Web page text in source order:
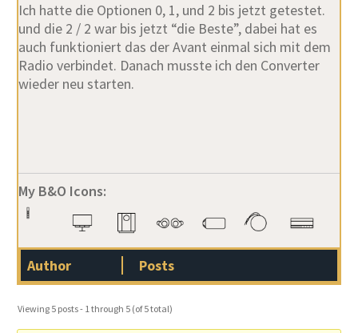
Ich hatte die Optionen 0, 1, und 2 bis jetzt getestet.
und die 2 / 2 war bis jetzt “die Beste”, dabei hat es
auch funktioniert das der Avant einmal sich mit dem
Radio verbindet. Danach musste ich den Converter
wieder neu starten.
My B&O Icons:
Author Posts
Viewing 5 posts - 1 through 5 (of 5 total)